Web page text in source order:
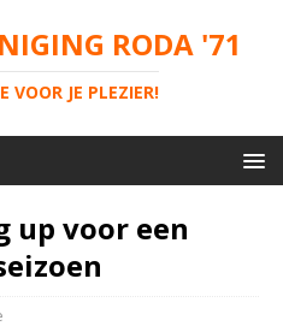
RODA '71
VOOR JE PLEZIER!
up voor een